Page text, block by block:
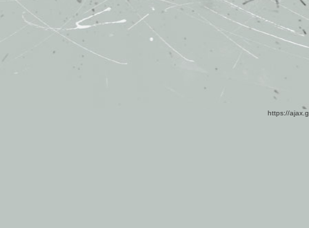
https://